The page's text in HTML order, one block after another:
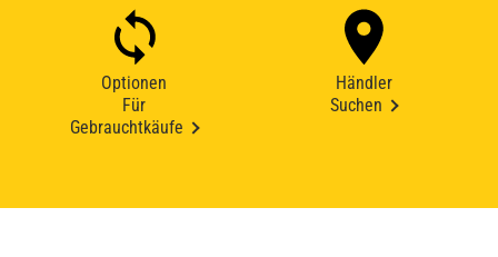
Optionen
Für
Gebrauchtkäufe
Händler
Suchen